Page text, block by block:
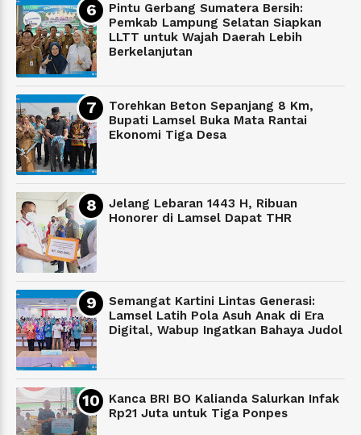
Pintu Gerbang Sumatera Bersih:
Pemkab Lampung Selatan Siapkan
LLTT untuk Wajah Daerah Lebih
Berkelanjutan
Torehkan Beton Sepanjang 8 Km,
Bupati Lamsel Buka Mata Rantai
Ekonomi Tiga Desa
Jelang Lebaran 1443 H, Ribuan
Honorer di Lamsel Dapat THR
Semangat Kartini Lintas Generasi:
Lamsel Latih Pola Asuh Anak di Era
Digital, Wabup Ingatkan Bahaya Judol
Kanca BRI BO Kalianda Salurkan Infak
Rp21 Juta untuk Tiga Ponpes